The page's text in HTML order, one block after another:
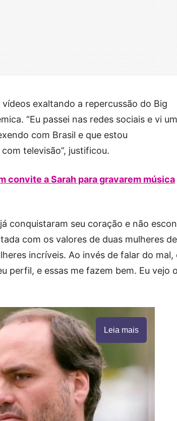
exaltando a repercussão do Big
“Eu passei nas redes sociais e vi
com Brasil e que estou
televisão”, justificou.
convite a Sarah para gravarem música
conquistaram seu coração e não
com os valores de duas mulheres
incríveis. Ao invés de falar do mal,
perfil, e essas me fazem bem. Eu vejo
Leia mais